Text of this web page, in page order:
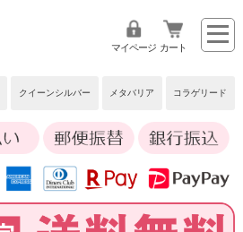
クイーンシルバー メタバリア コラゲリード
マイページ カート